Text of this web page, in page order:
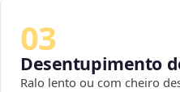
03
Desentupimento
Ralo lento ou com cheiro